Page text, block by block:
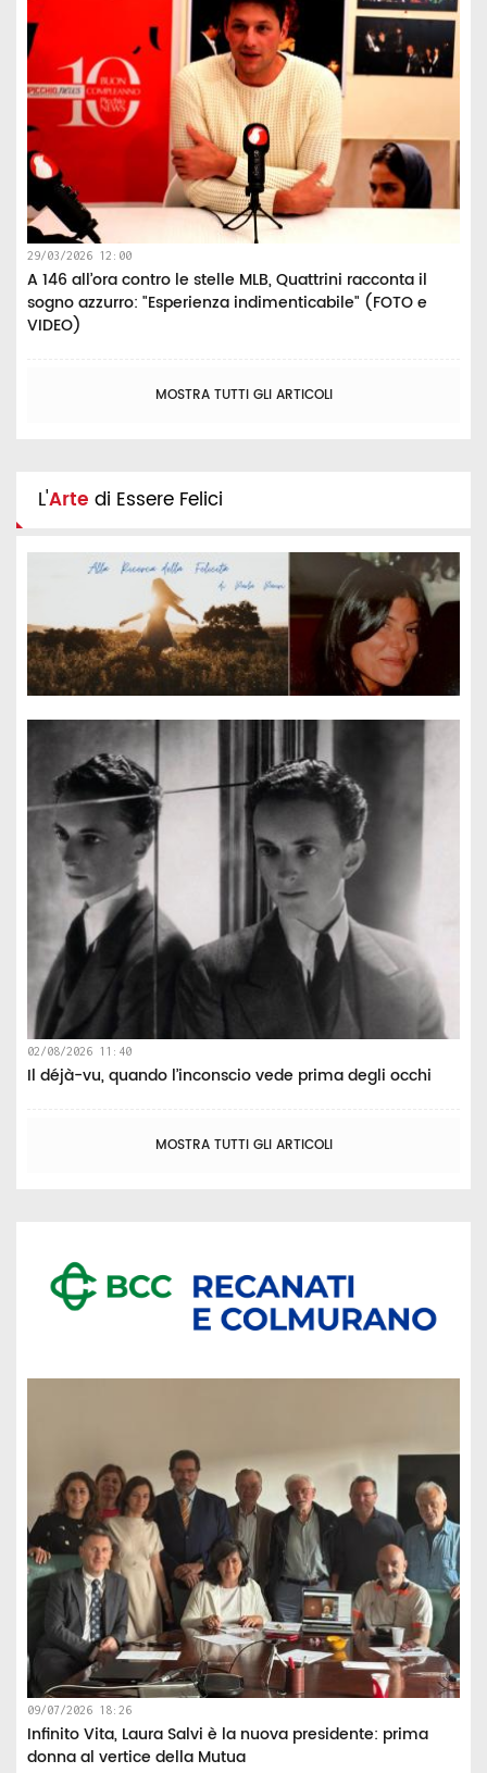
29/03/2026 12:00
A 146 all’ora contro le stelle MLB, Quattrini racconta il
sogno azzurro: "Esperienza indimenticabile" (FOTO e
VIDEO)
MOSTRA TUTTI GLI ARTICOLI
L'Arte di Essere Felici
02/08/2026 11:40
Il déjà-vu, quando l’inconscio vede prima degli occhi
MOSTRA TUTTI GLI ARTICOLI
09/07/2026 18:26
Infinito Vita, Laura Salvi è la nuova presidente: prima
donna al vertice della Mutua